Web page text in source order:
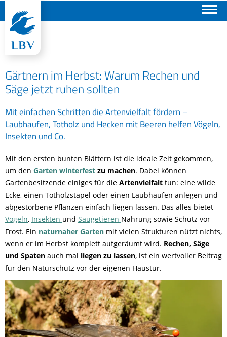
Gärtnern im Herbst: Warum Rechen und
Säge jetzt ruhen sollten
Mit einfachen Schritten die Artenvielfalt fördern –
Laubhaufen, Totholz und Hecken mit Beeren helfen Vögeln,
Insekten und Co.
Mit den ersten bunten Blättern ist die ideale Zeit gekommen,
um den Garten winterfest zu machen. Dabei können
Gartenbesitzende einiges für die Artenvielfalt tun: eine wilde
Ecke, einen Totholzstapel oder einen Laubhaufen anlegen und
abgestorbene Pflanzen einfach liegen lassen. Das alles bietet
Vögeln, Insekten und Säugetieren Nahrung sowie Schutz vor
Frost. Ein naturnaher Garten mit vielen Strukturen nützt nichts,
wenn er im Herbst komplett aufgeräumt wird. Rechen, Säge
und Spaten auch mal liegen zu lassen, ist ein wertvoller Beitrag
für den Naturschutz vor der eigenen Haustür.